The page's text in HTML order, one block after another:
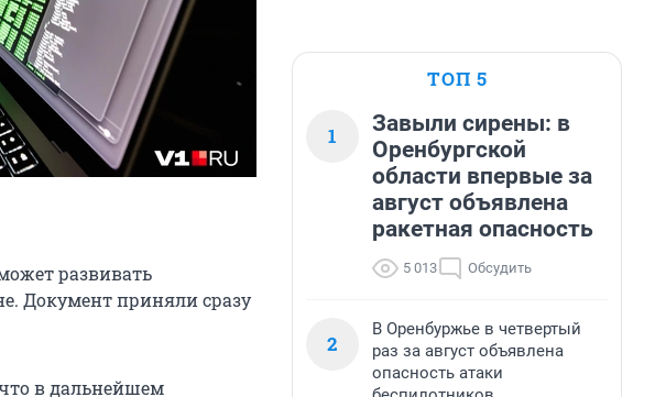
развивать
Документ приняли сразу
в дальнейшем
ТОП 5
1
Завыли сирены: в
Оренбургской
области впервые за
август объявлена
ракетная опасность
5 013 Обсудить
2
В Оренбуржье в четвертый
раз за август объявлена
опасность атаки